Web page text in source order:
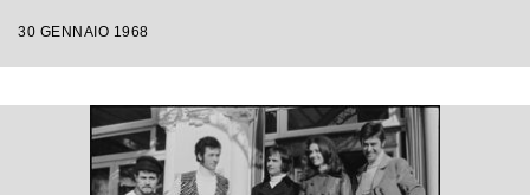
30 GENNAIO 1968